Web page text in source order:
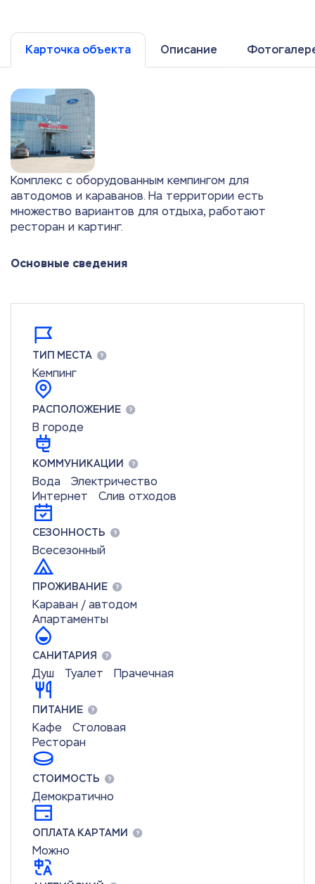
Карточка объекта Описание
Комплекс с оборудованным кемпингом для
автодомов и караванов. На территории есть
множество вариантов для отдыха, работают
ресторан и картинг.
Основные сведения
ТИП МЕСТА
Кемпинг
РАСПОЛОЖЕНИЕ
В городе
КОММУНИКАЦИИ
Вода
Электричество
Интернет
Слив отходов
СЕЗОННОСТЬ
Всесезонный
ПРОЖИВАНИЕ
Караван / автодом
Апартаменты
САНИТАРИЯ
Душ Туалет Прачечная
ПИТАНИЕ
Кафе
Столовая
Ресторан
СТОИМОСТЬ
Демократично
ОПЛАТА КАРТАМИ
Можно